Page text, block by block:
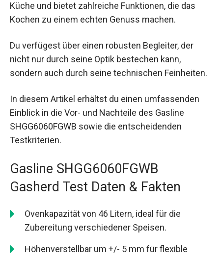
Küche und bietet zahlreiche Funktionen, die das
Kochen zu einem echten Genuss machen.
Du verfügest über einen robusten Begleiter, der
nicht nur durch seine Optik bestechen kann,
sondern auch durch seine technischen Feinheiten.
In diesem Artikel erhältst du einen umfassenden
Einblick in die Vor- und Nachteile des Gasline
SHGG6060FGWB sowie die entscheidenden
Testkriterien.
Gasline SHGG6060FGWB
Gasherd Test Daten & Fakten
Ovenkapazität von 46 Litern, ideal für die
Zubereitung verschiedener Speisen.
Höhenverstellbar um +/- 5 mm für flexible